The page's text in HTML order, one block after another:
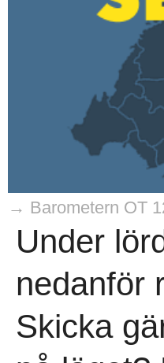
→ Barometern OT
Under
nedanför
Skicka